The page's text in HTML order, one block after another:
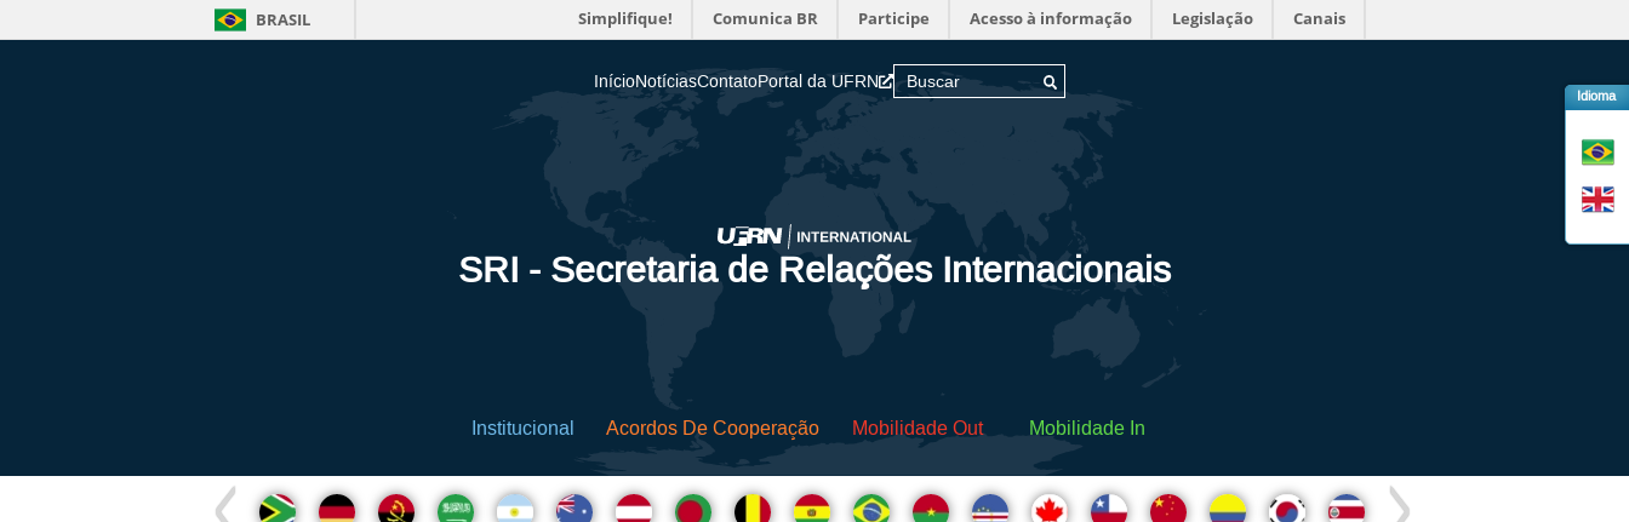
BRASIL Simplifique! Comunica BR Participe Acesso à informação Legislação Canais
Idioma
InícioNotíciasContatoPortal da UFRN
SRI - Secretaria de Relações Internacionais
Institucional Acordos De Cooperação Mobilidade Out Mobilidade In